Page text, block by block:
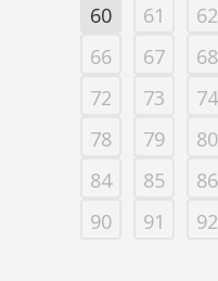
60
61 62
66
67 68
72
73 74
78
79 80
84
85 86
90
91 92